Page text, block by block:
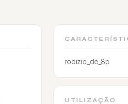
rodizio_de_8p
UTILIZAÇÃO